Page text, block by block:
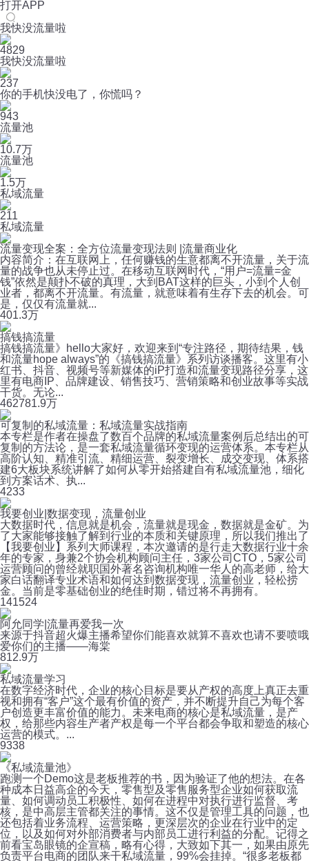
打开APP
我快没流量啦
4829
我快没流量啦
237
你的手机快没电了，你慌吗？
943
流量池
10.7万
流量池
1.5万
私域流量
211
私域流量
流量变现全案：全方位流量变现法则 |流量商业化
内容简介：在互联网上，任何赚钱的生意都离不开流量，关于流
量的战争也从未停止过。在移动互联网时代，“用户=流量=金
钱”依然是颠扑不破的真理，大到BAT这样的巨头，小到个人创
业者，都离不开流量。有流量，就意味着有生存下去的机会。可
是，仅仅有流量就...
401.3万
搞钱搞流量
搞钱搞流量》hello大家好，欢迎来到“专注路径，期待结果，钱
和流量hope always”的《搞钱搞流量》系列访谈播客。这里有小
红书、抖音、视频号等新媒体的iP打造和流量变现路径分享，这
里有电商IP、品牌建设、销售技巧、营销策略和创业故事等实战
干货。无论...
462781.9万
可复制的私域流量：私域流量实战指南
本专栏是作者在操盘了数百个品牌的私域流量案例后总结出的可
复制的方法论，是一套私域流量循环变现的运营体系。本专栏从
高阶认知、精准引流、精细运营、裂变增长、成交变现、体系搭
建6大板块系统讲解了如何从零开始搭建自有私域流量池，细化
到方案话术、执...
4233
我要创业|数据变现，流量创业
大数据时代，信息就是机会，流量就是现金，数据就是金矿。为
了大家能够接触了解到行业的本质和关键原理，所以我们推出了
【我要创业】系列大师课程，本次邀请的是行走大数据行业十余
年的专家，身兼2个协会机构顾问主任，3家公司CTO，5家公司
运营顾问的曾经就职国外著名咨询机构唯一华人的高老师，给大
家白话翻译专业术语和如何达到数据变现，流量创业，轻松捞
金。当前是零基础创业的绝佳时期，错过将不再拥有。
141524
阿允同学|流量再爱我一次
来源于抖音超火爆主播希望你们能喜欢就算不喜欢也请不要喷哦
爱你们的主播——海棠
812.9万
私域流量学习
在数字经济时代，企业的核心目标是要从产权的高度上真正去重
视和拥有“客户”这个最有价值的资产，并不断提升自己为每个客
户创造更丰富价值的能力。未来电商的核心是私域流量，是产
权，给那些内容生产者产权是每一个平台都会争取和塑造的核心
运营的模式。...
9338
《私域流量池》
跑测一个Demo这是老板推荐的书，因为验证了他的想法。在各
种成本日益高企的今天，零售型及零售服务型企业如何获取流
量、如何调动员工积极性、如何在进程中对执行进行监督、考
核，是中高层主管都关注的事情。这不仅是管理工具的问题，也
还包括着业务流程、运营策略，更深层次的企业在行业中的定
位，以及如何对外部消费者与内部员工进行利益的分配。记得之
前看宝岛眼镜的企宣稿，略有心得，大致如下其一，如果由原先
负责平台电商的团队来干私域流量，99%会挂掉。“很多老板都